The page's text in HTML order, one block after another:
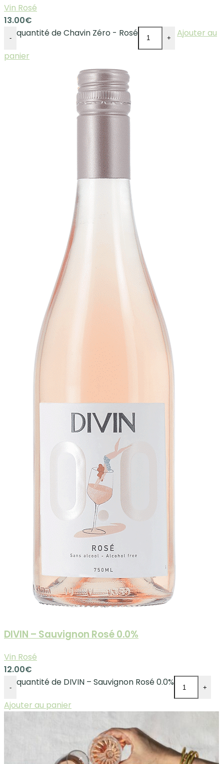
Vin Rosé
13.00€
- quantité de Chavin Zéro - Rosé +
Ajouter au
panier
DIVIN – Sauvignon Rosé 0.0%
Vin Rosé
12.00€
- quantité de DIVIN – Sauvignon Rosé 0.0% +
Ajouter au panier